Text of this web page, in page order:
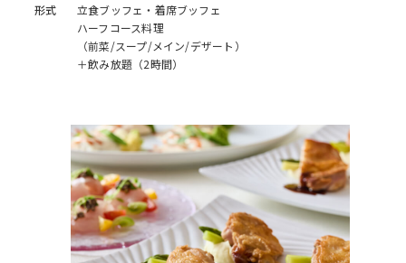
形式
立食ブッフェ・着席ブッフェ
ハーフコース料理
（前菜/スープ/メイン/デザート）
＋飲み放題（2時間）